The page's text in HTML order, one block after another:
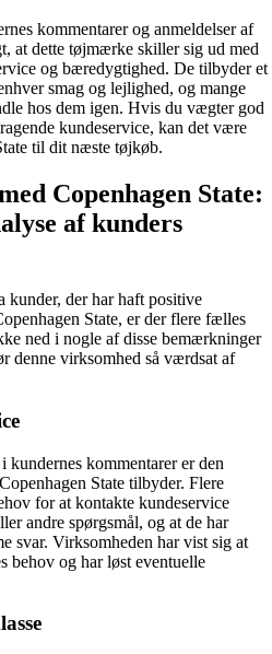
kommentarer og anmeldelser af
at dette tøjmærke skiller sig ud med
og bæredygtighed. De tilbyder et
smag og lejlighed, og mange
hos dem igen. Hvis du vægter god
kundeservice, kan det være
til dit næste tøjkøb.
Copenhagen State:
af kunders
kunder, der har haft positive
State, er der flere fælles
ned i nogle af disse bemærkninger
denne virksomhed så værdsat af
kundernes kommentarer er den
State tilbyder. Flere
for at kontakte kundeservice
andre spørgsmål, og at de har
svar. Virksomheden har vist sig at
behov og har løst eventuelle